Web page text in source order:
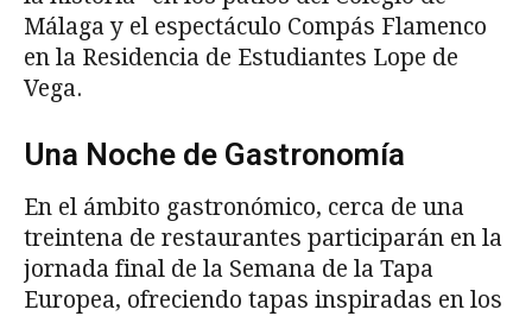
Málaga y el espectáculo Compás Flamenco
en la Residencia de Estudiantes Lope de
Vega.
Una Noche de Gastronomía
En el ámbito gastronómico, cerca de una
treintena de restaurantes participarán en la
jornada final de la Semana de la Tapa
Europea, ofreciendo tapas inspiradas en los